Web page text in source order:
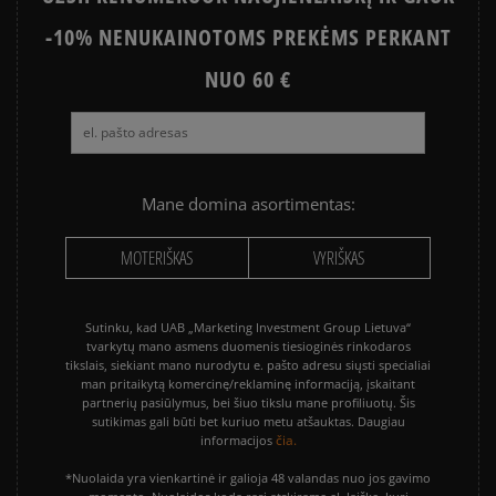
Paslauga yra papildomai apmokestinama 3 €.
-10% NENUKAINOTOMS PREKĖMS PERKANT
NUO 60 €
Mane domina asortimentas:
MOTERIŠKAS VYRIŠKAS
Sutinku, kad UAB „Marketing Investment Group Lietuva“
tvarkytų mano asmens duomenis tiesioginės rinkodaros
tikslais, siekiant mano nurodytu e. pašto adresu siųsti specialiai
man pritaikytą komercinę/reklaminę informaciją, įskaitant
partnerių pasiūlymus, bei šiuo tikslu mane profiliuotų. Šis
sutikimas gali būti bet kuriuo metu atšauktas. Daugiau
informacijos čia.
*Nuolaida yra vienkartinė ir galioja 48 valandas nuo jos gavimo